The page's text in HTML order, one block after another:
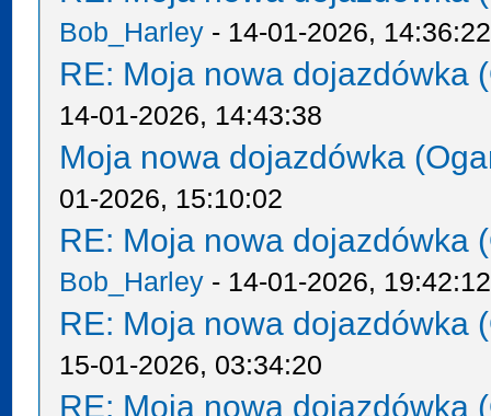
Bob_Harley - 14-01-2026, 14:36:22
RE: Moja nowa dojazdówka
14-01-2026, 14:43:38
Moja nowa dojazdówka
01-2026, 15:10:02
RE: Moja nowa dojazdówka
Bob_Harley - 14-01-2026, 19:42:12
RE: Moja nowa dojazdówka
15-01-2026, 03:34:20
RE: Moja nowa dojazdówka